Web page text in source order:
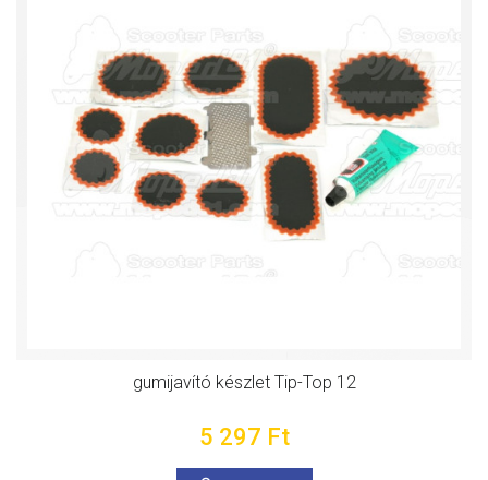
gumijavító készlet Tip-Top 12
5 297 Ft‎